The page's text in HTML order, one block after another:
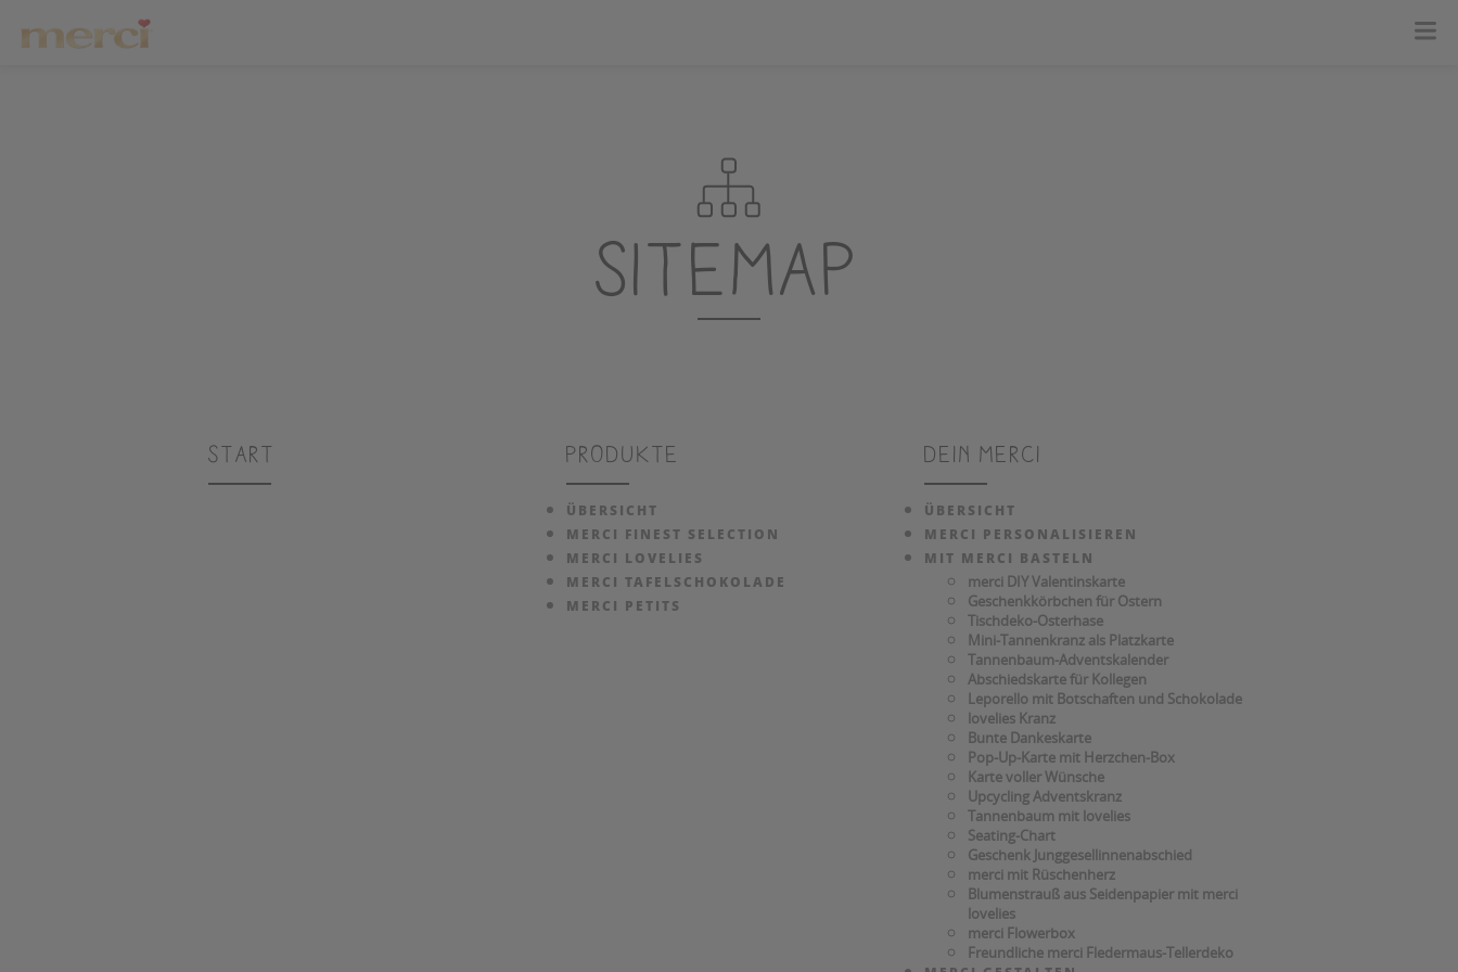
Sitemap
Start Produkte
ÜBERSICHT
MERCI FINEST SELECTION
MERCI LOVELIES
MERCI TAFELSCHOKOLADE
MERCI PETITS
Dein merci
ÜBERSICHT
MERCI PERSONALISIEREN
MIT MERCI BASTELN
merci DIY Valentinskarte
Geschenkkörbchen für Ostern
Tischdeko-Osterhase
Mini-Tannenkranz als Platzkarte
Tannenbaum-Adventskalender
Abschiedskarte für Kollegen
Leporello mit Botschaften und Schokolade
lovelies Kranz
Bunte Dankeskarte
Pop-Up-Karte mit Herzchen-Box
Karte voller Wünsche
Upcycling Adventskranz
Tannenbaum mit lovelies
Seating-Chart
Geschenk Junggesellinnenabschied
merci mit Rüschenherz
Blumenstrauß aus Seidenpapier mit merci
lovelies
merci Flowerbox
Freundliche merci Fledermaus-Tellerdeko